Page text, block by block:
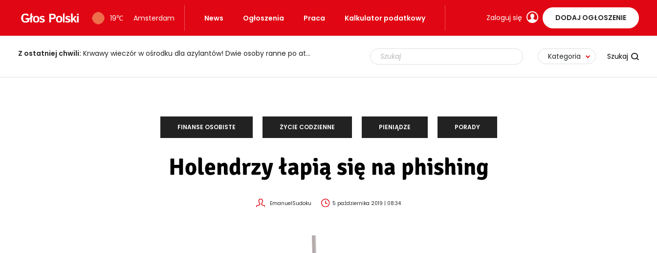
19℃ Amsterdam News Ogłoszenia Praca Kalkulator podatkowy Zaloguj się DODAJ OGŁOSZENIE
Z ostatniej chwili: Krwawy wieczór w ośrodku dla azylantów! Dwie osoby ranne po ataku nożem Kategoria
FINANSE OSOBISTE ŻYCIE CODZIENNE PIENIĄDZE PORADY
Holendrzy łapią się na phishing
EmanuelSudoku 5 października 2019 | 08:34